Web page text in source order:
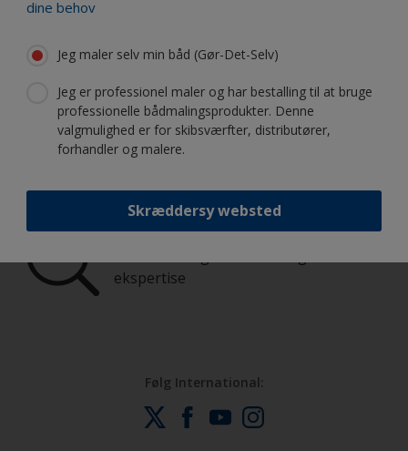
dine behov
Jeg maler selv min båd (Gør-Det-Selv)
Jeg er professionel maler og har bestalling til at bruge
professionelle bådmalingsprodukter. Denne
valgmulighed er for skibsværfter, distributører,
forhandler og malere.
Skræddersy websted
din båd i fantastisk stand
Få al den support, du har brug for til at
male med selvsikkerhed
Drag fordel af vores fortsatte
ekspertise
Følg International: